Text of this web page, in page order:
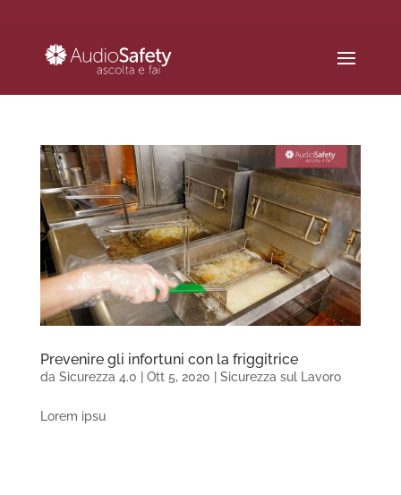
Prevenire gli infortuni con la friggitrice
da Sicurezza 4.0 | Ott 5, 2020 | Sicurezza sul Lavoro
Lorem ipsu